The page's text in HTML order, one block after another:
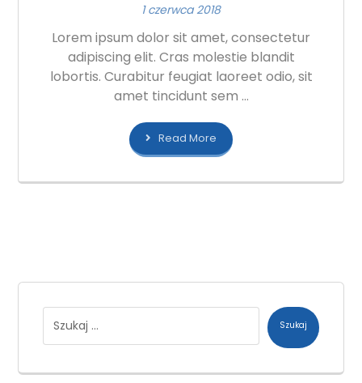
1 czerwca 2018
Lorem ipsum dolor sit amet, consectetur
adipiscing elit. Cras molestie blandit
lobortis. Curabitur feugiat laoreet odio, sit
amet tincidunt sem ...
Read More
Szukaj